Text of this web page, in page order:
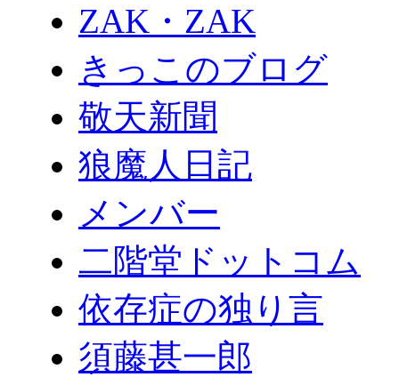
ZAK・ZAK
きっこのブログ
敬天新聞
狼魔人日記
メンバー
二階堂ドットコム
依存症の独り言
須藤甚一郎